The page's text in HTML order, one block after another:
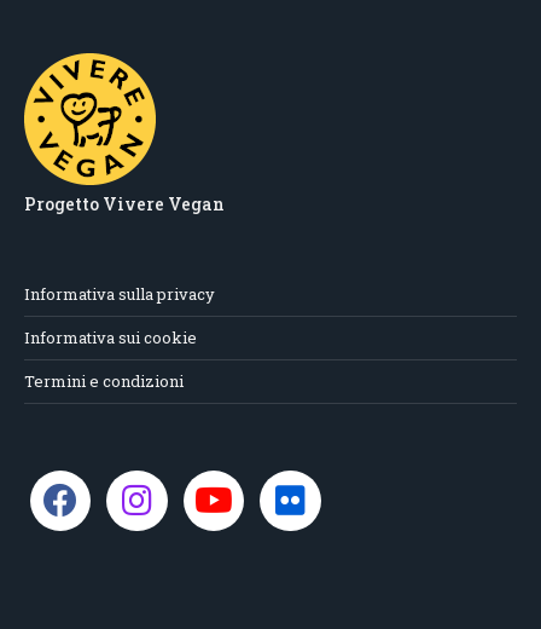
Progetto Vivere Vegan
Informativa sulla privacy
Informativa sui cookie
Termini e condizioni